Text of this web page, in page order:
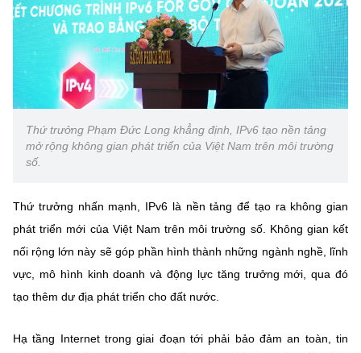
Thứ trưởng Phạm Đức Long khẳng định, IPv6 tạo nền tảng
mở rộng không gian phát triển của Việt Nam trên môi trường
số.
Thứ trưởng nhấn mạnh, IPv6 là nền tảng để tạo ra không gian
phát triển mới của Việt Nam trên môi trường số. Không gian kết
nối rộng lớn này sẽ góp phần hình thành những ngành nghề, lĩnh
vực, mô hình kinh doanh và động lực tăng trưởng mới, qua đó
tạo thêm dư địa phát triển cho đất nước.
Hạ tầng Internet trong giai đoạn tới phải bảo đảm an toàn, tin